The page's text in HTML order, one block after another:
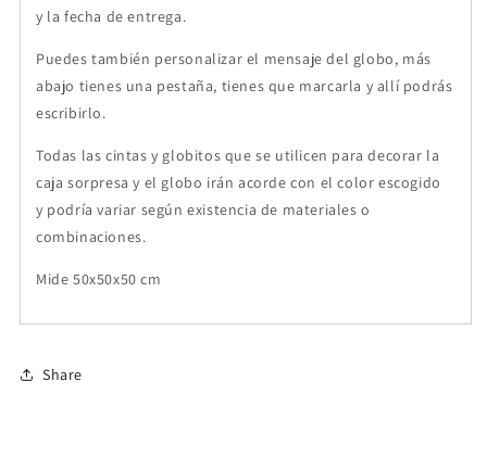
y la fecha de entrega.
Puedes también personalizar el mensaje del globo, más
abajo tienes una pestaña, tienes que marcarla y allí podrás
escribirlo.
Todas las cintas y globitos que se utilicen para decorar la
caja sorpresa y el globo irán acorde con el color escogido
y podría variar según existencia de materiales o
combinaciones.
Mide 50x50x50 cm
Share